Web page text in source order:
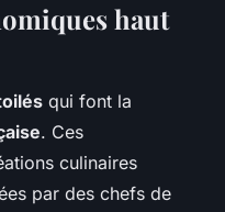
haut
qui font la
. Ces
culinaires
par des chefs de